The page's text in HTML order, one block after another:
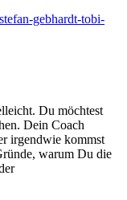
Du möchtest
Dein Coach
irgendwie kommst
warum Du die